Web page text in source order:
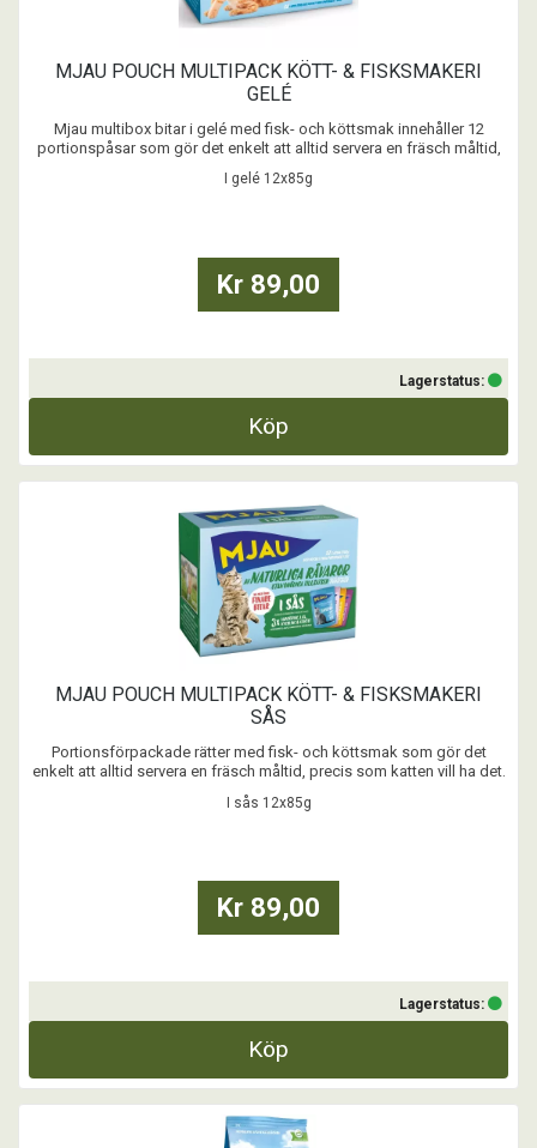
MJAU POUCH MULTIPACK KÖTT- & FISKSMAKERI
GELÉ
Mjau multibox bitar i gelé med fisk- och köttsmak innehåller 12
portionspåsar som gör det enkelt att alltid servera en fräsch måltid,
I gelé 12x85g
Kr 89,00
Lagerstatus:
Köp
MJAU POUCH MULTIPACK KÖTT- & FISKSMAKERI
SÅS
Portionsförpackade rätter med fisk- och köttsmak som gör det
enkelt att alltid servera en fräsch måltid, precis som katten vill ha det.
...
I sås 12x85g
Kr 89,00
Lagerstatus:
Köp